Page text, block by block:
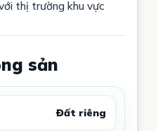
thị trường khu vực
sản
Đất riêng